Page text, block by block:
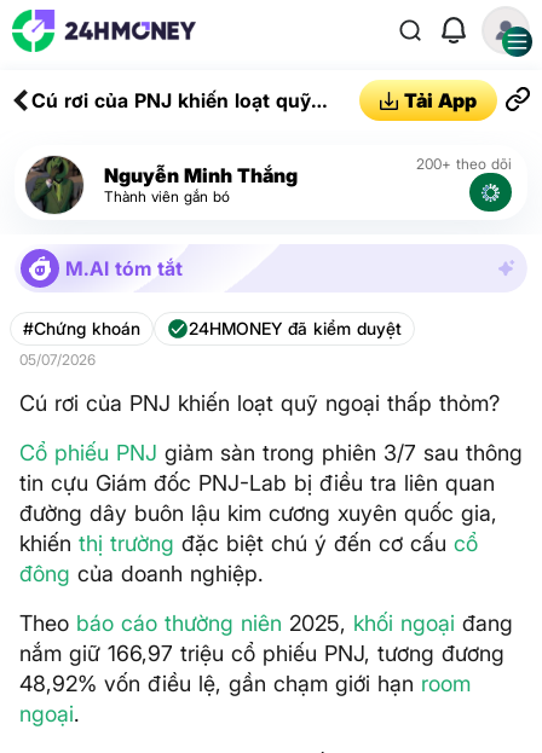
Cú rơi của PNJ khiến loạt quỹ
Tải App
Nguyễn Minh Thắng
Thành viên gắn bó
200+ theo dõi
M.AI tóm tắt
#Chứng khoán 24HMONEY đã kiểm duyệt
05/07/2026
Cú rơi của PNJ khiến loạt quỹ ngoại thấp thỏm?
Cổ phiếu PNJ giảm sàn trong phiên 3/7 sau thông
tin cựu Giám đốc PNJ-Lab bị điều tra liên quan
đường dây buôn lậu kim cương xuyên quốc gia,
khiến thị trường đặc biệt chú ý đến cơ cấu cổ
đông của doanh nghiệp.
Theo báo cáo thường niên 2025, khối ngoại đang
nắm giữ 166,97 triệu cổ phiếu PNJ, tương đương
48,92% vốn điều lệ, gần chạm giới hạn room
ngoại.